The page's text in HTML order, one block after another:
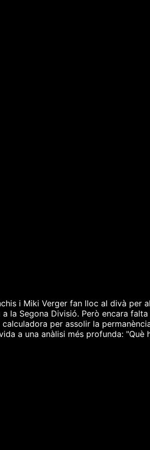
i Miki Verger fan lloc al divà
la Segona Divisió. Però encara
per assolir la
a una anàlisi més profunda: